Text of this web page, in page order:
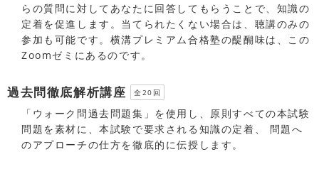
らの質問に対してあなたに回答してもらうことで、知識の
定着を促進します。当てられたくない場合は、聴講のみの
参加も可能です。横溝プレミアム合格塾の醍醐味は、この
Zoomゼミにあるのです。
過去問徹底解析講座 全20回
「ウォーク問過去問題集」を使用し、原則すべての本試験
問題を素材に、本試験で要求される知識の定着、 問題へ
のアプローチの仕方を徹底的に伝授します。